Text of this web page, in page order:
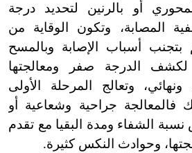
أو بالرنين لتحديد درجة
المصابة، وتكون الوقاية من
أسباب الإصابة وبالمسح
لكشف الدرجة صفر ومعالجتها
وتعالج المرحلة الأولى
فالمعالجة جراحية وشعاعية أو
الشفاء ومدة البقيا مع تقدم
وحوادث النكس كثيرة.